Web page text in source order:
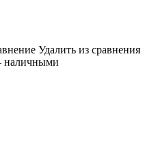
Удалить из сравнения
наличными